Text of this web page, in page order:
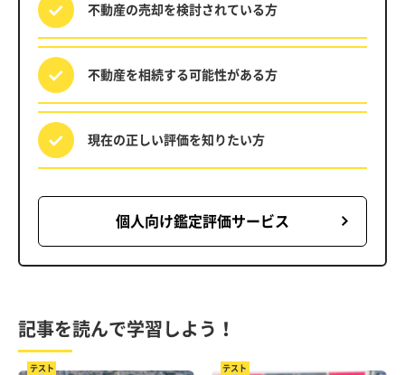
不動産の売却を検討されている方
不動産を相続する可能性がある方
現在の正しい評価を知りたい方
個人向け鑑定評価サービス
記事を読んで学習しよう！
テスト テスト